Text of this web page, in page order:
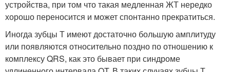
устройства, при том что такая медленная ЖТ нередко
хорошо переносится и может спонтанно прекратиться.
Иногда зубцы Т имеют достаточно большую амплитуду
или появляются относительно поздно по отношению к
комплексу QRS, как это бывает при синдроме